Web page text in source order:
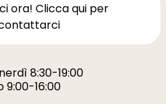
ora! Clicca qui per
8:30-19:00
9:00-16:00